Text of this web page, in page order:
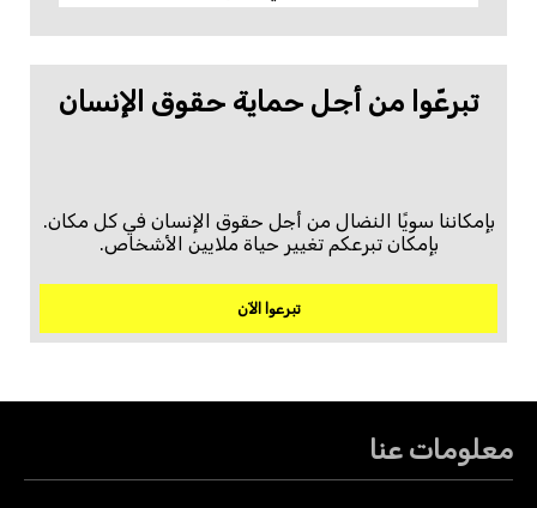
تبرعّوا من أجل حماية حقوق الإنسان
بإمكاننا سويًا النضال من أجل حقوق الإنسان في كل مكان.
بإمكان تبرعكم تغيير حياة ملايين الأشخاص.
تبرعوا الآن
معلومات عنا